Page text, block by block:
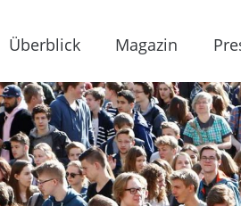
Überblick Magazin